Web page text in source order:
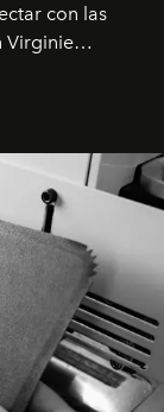
con las
Virginie
valor